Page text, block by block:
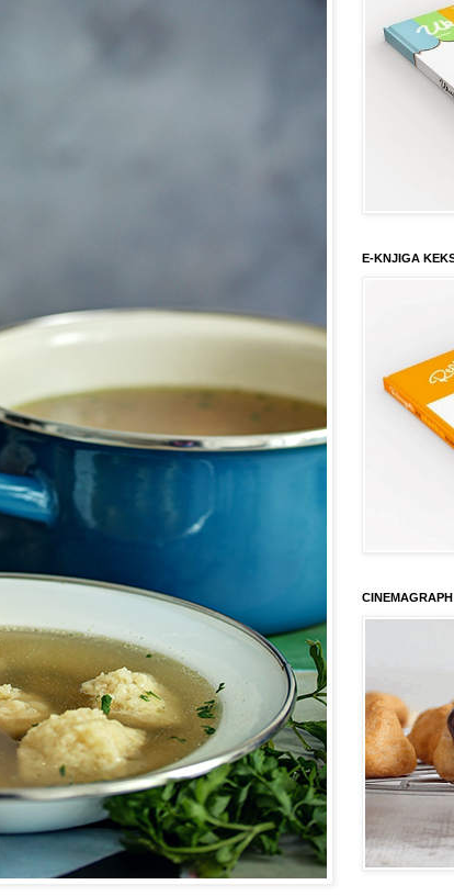
E-KNJIGA
CINEMAGRAPH